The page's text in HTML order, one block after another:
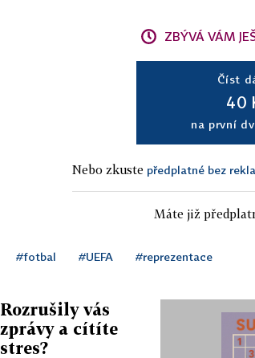
ZBÝVÁ VÁM
Číst
40
na první
Nebo zkuste předplatné bez
Máte již
#fotbal #UEFA #reprezentace
Rozrušily vás
zprávy a cítíte
stres?